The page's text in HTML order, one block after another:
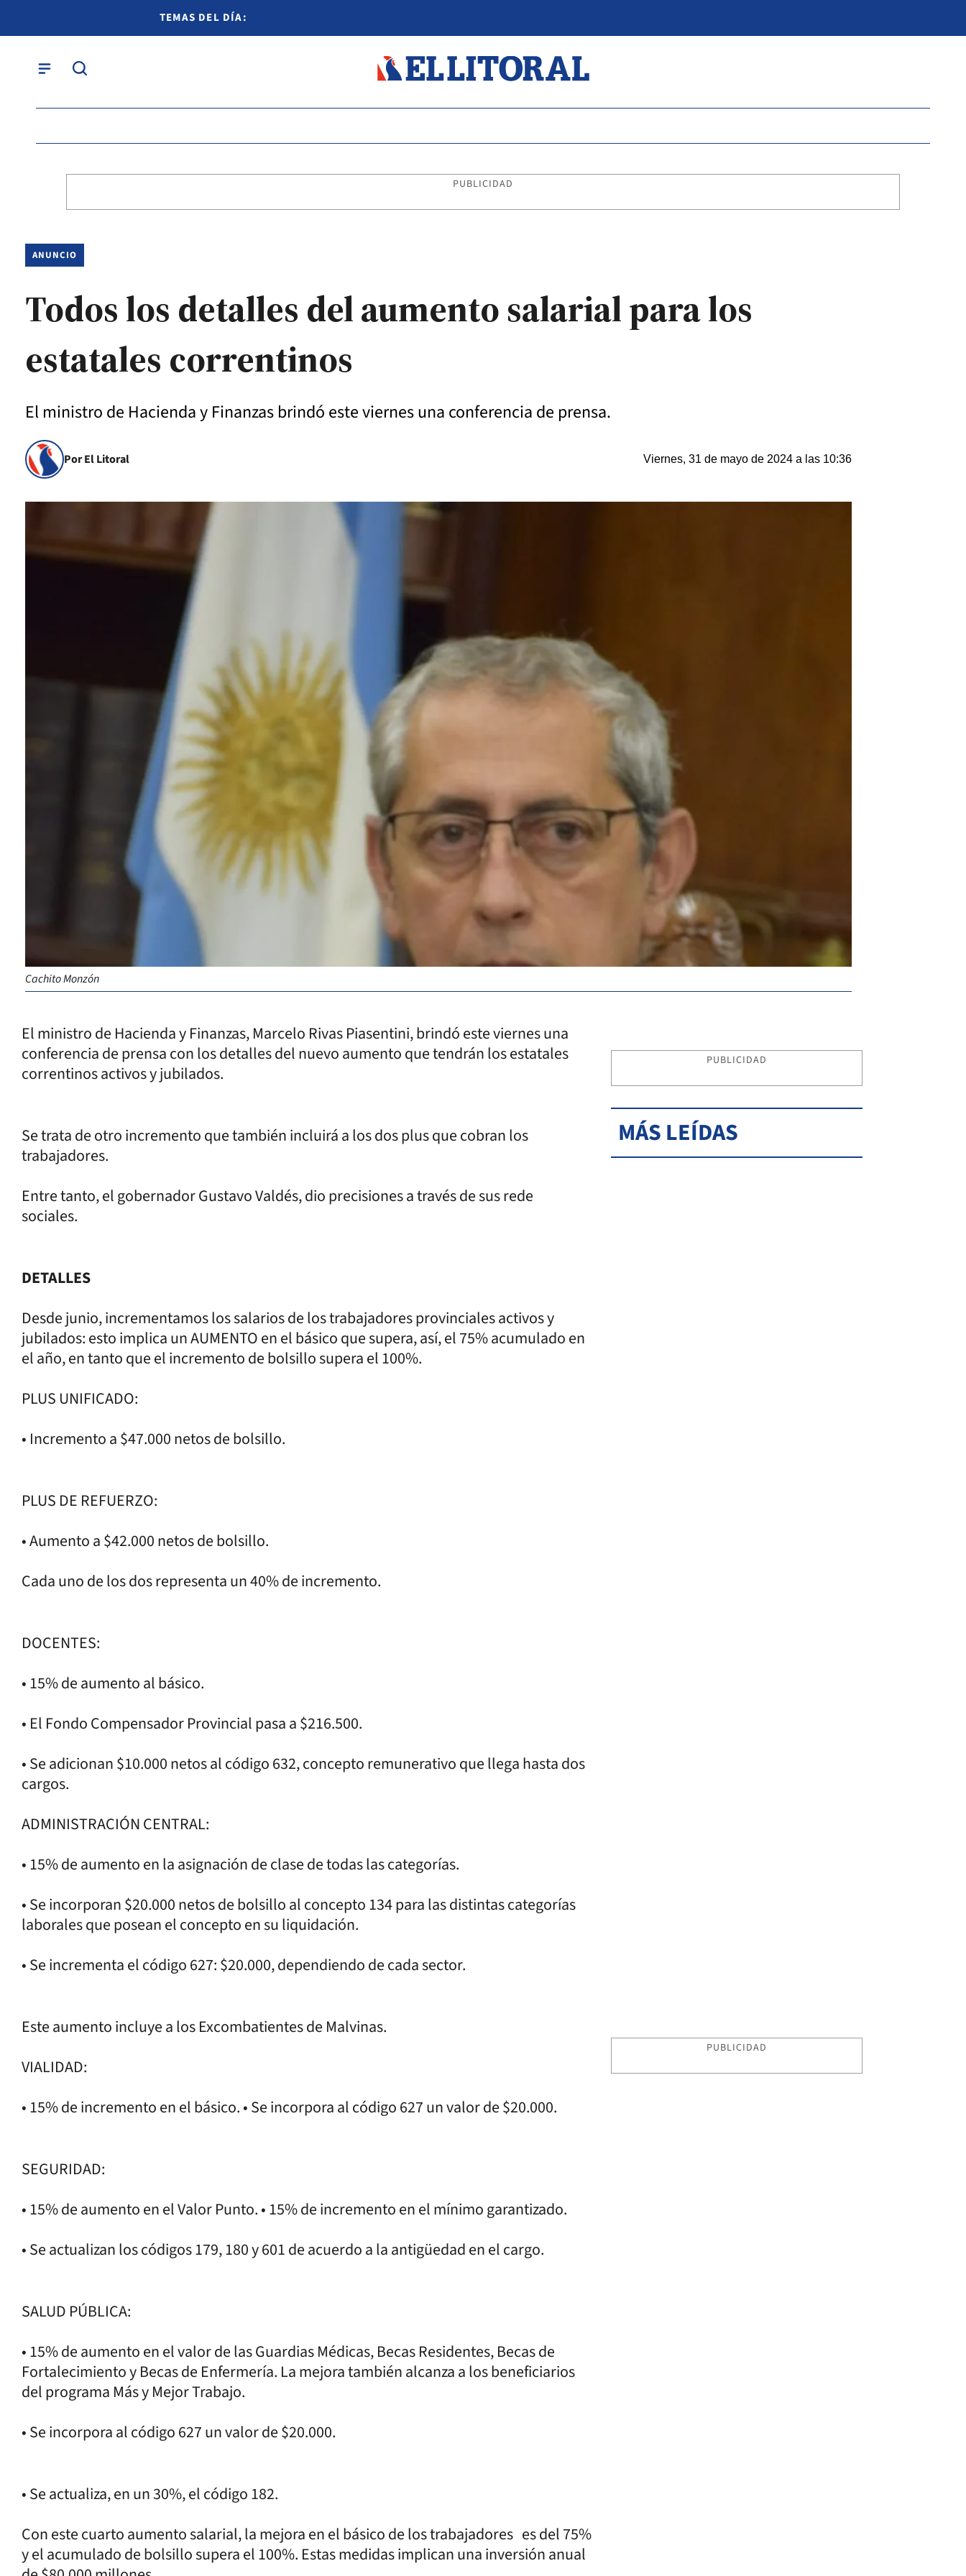
TEMAS DEL DÍA:
PUBLICIDAD
ANUNCIO
Todos los detalles del aumento salarial para los
estatales correntinos
El ministro de Hacienda y Finanzas brindó este viernes una conferencia de prensa.
Por El Litoral Viernes, 31 de mayo de 2024 a las 10:36
Cachito Monzón
El ministro de Hacienda y Finanzas, Marcelo Rivas Piasentini, brindó este viernes una
conferencia de prensa con los detalles del nuevo aumento que tendrán los estatales
correntinos activos y jubilados.
Se trata de otro incremento que también incluirá a los dos plus que cobran los
trabajadores.
Entre tanto, el gobernador Gustavo Valdés, dio precisiones a través de sus rede
sociales.
DETALLES
Desde junio, incrementamos los salarios de los trabajadores provinciales activos y
jubilados: esto implica un AUMENTO en el básico que supera, así, el 75% acumulado en
el año, en tanto que el incremento de bolsillo supera el 100%.
PLUS UNIFICADO:
• Incremento a $47.000 netos de bolsillo.
PLUS DE REFUERZO:
• Aumento a $42.000 netos de bolsillo.
Cada uno de los dos representa un 40% de incremento.
DOCENTES:
• 15% de aumento al básico.
• El Fondo Compensador Provincial pasa a $216.500.
• Se adicionan $10.000 netos al código 632, concepto remunerativo que llega hasta dos
cargos.
ADMINISTRACIÓN CENTRAL:
• 15% de aumento en la asignación de clase de todas las categorías.
• Se incorporan $20.000 netos de bolsillo al concepto 134 para las distintas categorías
laborales que posean el concepto en su liquidación.
• Se incrementa el código 627: $20.000, dependiendo de cada sector.
Este aumento incluye a los Excombatientes de Malvinas.
VIALIDAD:
• 15% de incremento en el básico. • Se incorpora al código 627 un valor de $20.000.
SEGURIDAD:
• 15% de aumento en el Valor Punto. • 15% de incremento en el mínimo garantizado.
• Se actualizan los códigos 179, 180 y 601 de acuerdo a la antigüedad en el cargo.
SALUD PÚBLICA:
• 15% de aumento en el valor de las Guardias Médicas, Becas Residentes, Becas de
Fortalecimiento y Becas de Enfermería. La mejora también alcanza a los beneficiarios
del programa Más y Mejor Trabajo.
• Se incorpora al código 627 un valor de $20.000.
• Se actualiza, en un 30%, el código 182.
Con este cuarto aumento salarial, la mejora en el básico de los trabajadores es del 75%
y el acumulado de bolsillo supera el 100%. Estas medidas implican una inversión anual
PUBLICIDAD
MÁS LEÍDAS
PUBLICIDAD